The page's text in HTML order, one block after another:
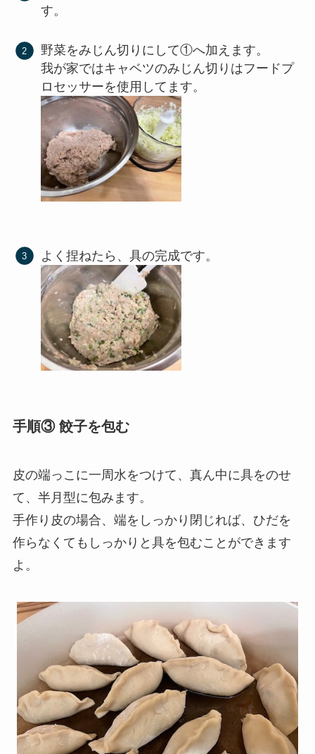
す。
野菜をみじん切りにして①へ加えます。
我が家ではキャベツのみじん切りはフードプ
ロセッサーを使用してます。
よく捏ねたら、具の完成です。
手順③ 餃子を包む
皮の端っこに一周水をつけて、真ん中に具をのせ
て、半月型に包みます。
手作り皮の場合、端をしっかり閉じれば、ひだを
作らなくてもしっかりと具を包むことができます
よ。